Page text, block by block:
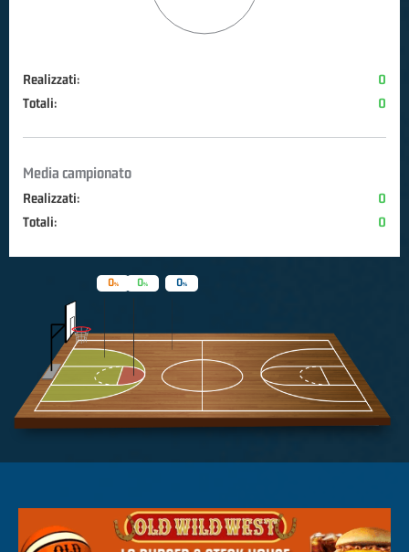
Realizzati:
0
Totali:
0
Media campionato
Realizzati:
0
Totali:
0
0
0 0